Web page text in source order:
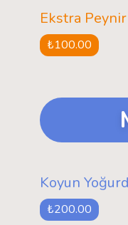
Ekstra Peynir
₺100.00
Koyun
₺200.00